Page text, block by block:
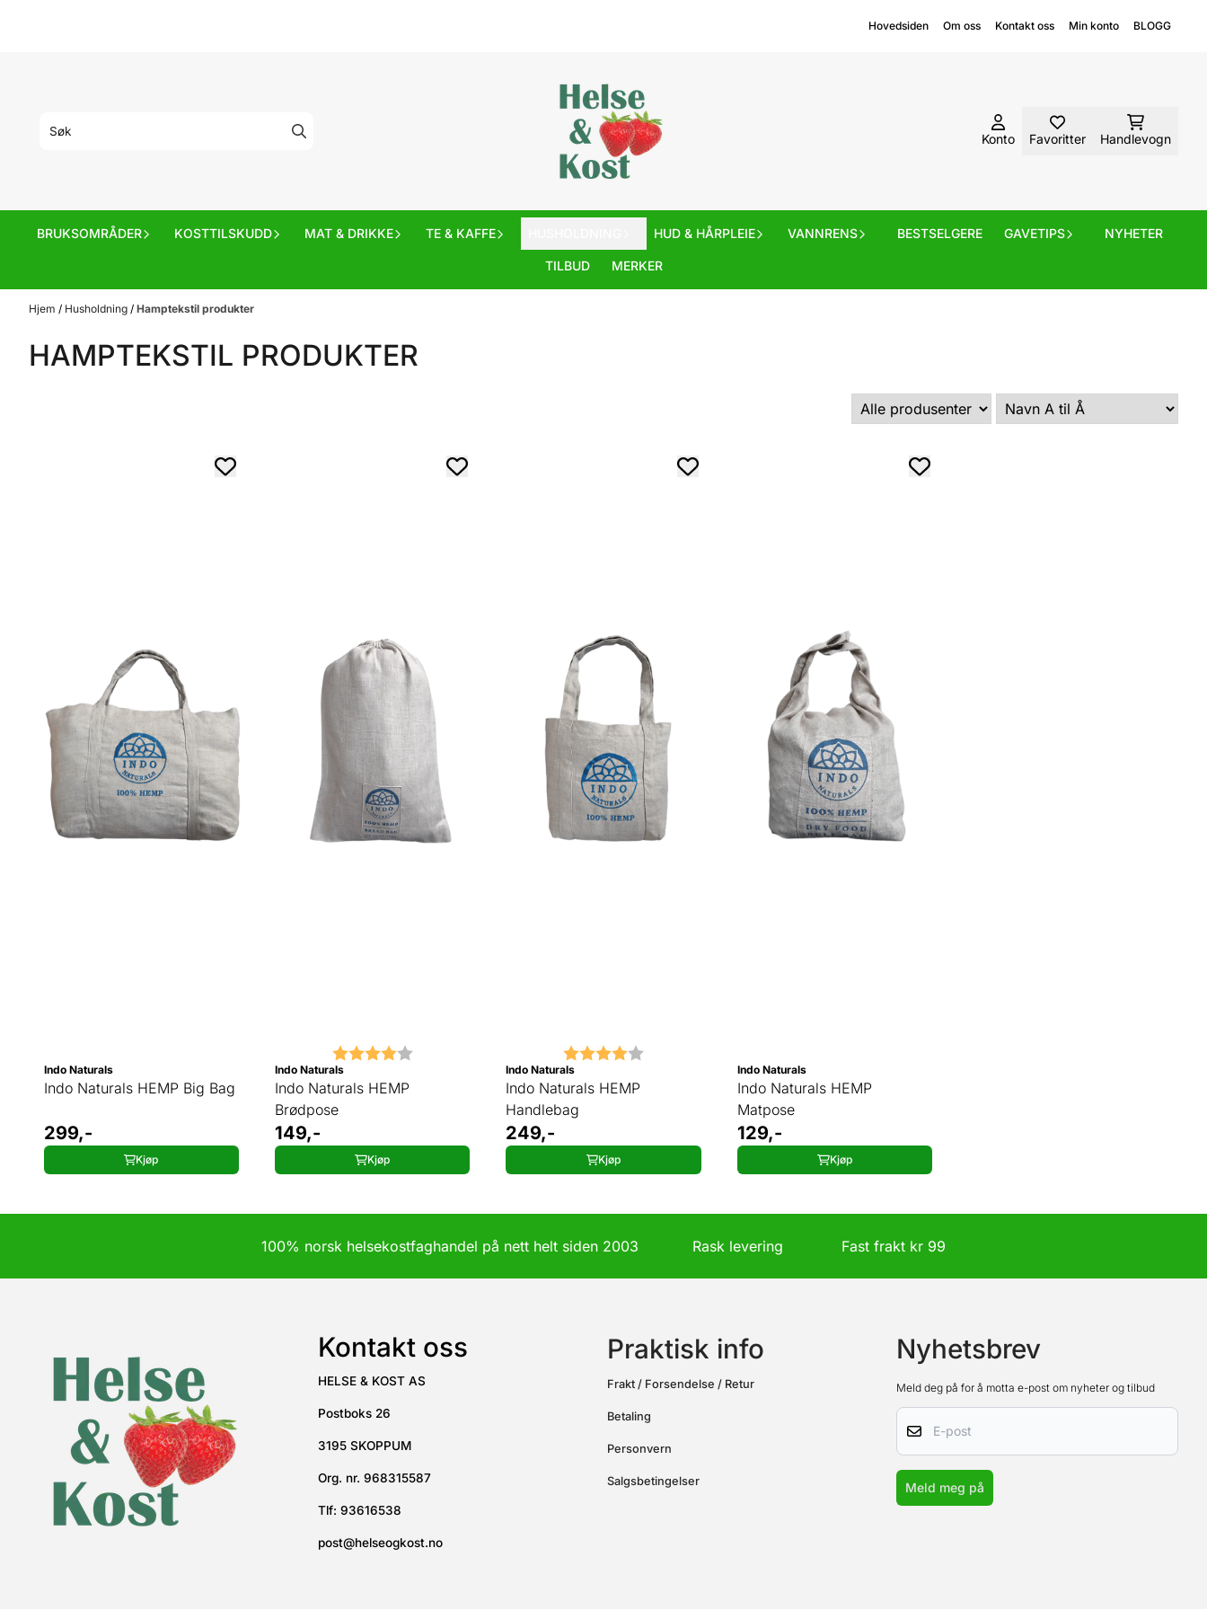
Hovedsiden Om oss Kontakt oss Min konto BLOGG
Konto Favoritter Handlevogn
BRUKSOMRÅDER KOSTTILSKUDD MAT & DRIKKE TE & KAFFE HUD & HÅRPLEIE VANNRENS BESTSELGERE GAVETIPS NYHETER
TILBUD MERKER
Hjem / Husholdning / Hamptekstil produkter
HAMPTEKSTIL PRODUKTER
Indo Naturals
Indo Naturals HEMP Big Bag
299,-
Kjøp
Karakter: 4.0 av 5 mulige
Indo Naturals
Indo Naturals HEMP
Brødpose
149,-
Kjøp
Karakter: 4.0 av 5 mulige
Indo Naturals
Indo Naturals HEMP
Handlebag
249,-
Kjøp
Indo Naturals
Indo Naturals HEMP
Matpose
129,-
Kjøp
100% norsk helsekostfaghandel på nett helt siden 2003 Rask levering Fast frakt kr 99
Kontakt oss
HELSE & KOST AS
Postboks 26
3195 SKOPPUM
Org. nr. 968315587
Tlf: 93616538
post@helseogkost.no
Praktisk info
Frakt / Forsendelse / Retur
Betaling
Personvern
Salgsbetingelser
Nyhetsbrev
Meld deg på for å motta e-post om nyheter og tilbud
E-post
Meld meg på